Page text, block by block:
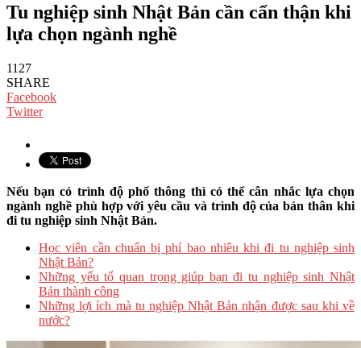
Tu nghiệp sinh Nhật Bản cần cẩn thận khi
lựa chọn ngành nghề
1127
SHARE
Facebook
Twitter
Nếu bạn có trình độ phổ thông thì có thể cân nhắc lựa chọn
ngành nghề phù hợp với yêu cầu và trình độ của bản thân khi
đi tu nghiệp sinh Nhật Bản.
Học viên cần chuẩn bị phí bao nhiêu khi đi tu nghiệp sinh
Nhật Bản?
Những yếu tố quan trọng giúp bạn đi tu nghiệp sinh Nhật
Bản thành công
Những lợi ích mà tu nghiệp Nhật Bản nhận được sau khi về
nước?